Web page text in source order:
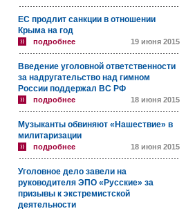
ЕС продлит санкции в отношении
Крыма на год
подробнее 19 июня 2015
Введение уголовной ответственности
за надругательство над гимном
России поддержал ВС РФ
подробнее 18 июня 2015
Музыканты обвиняют «Нашествие» в
милитаризации
подробнее 18 июня 2015
Уголовное дело завели на
руководителя ЭПО «Русские» за
призывы к экстремистской
деятельности